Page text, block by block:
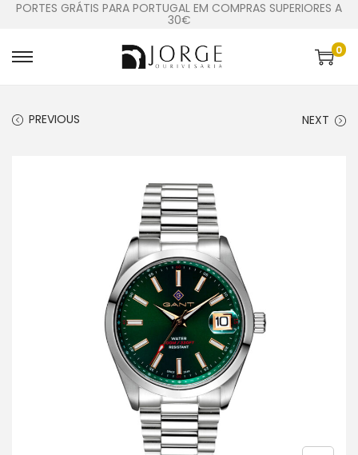
PORTES GRÁTIS PARA PORTUGAL EM COMPRAS SUPERIORES A
30€
0
PREVIOUS NEXT